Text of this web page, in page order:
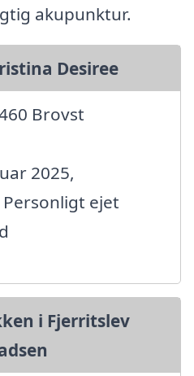
akupunktur.
Desiree
Brovst
2025,
ejet
i Fjerritslev